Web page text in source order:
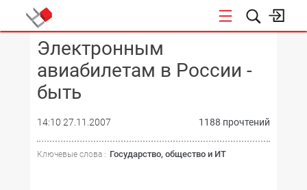
КОНФЕРЕНЦИИ
Электронным
авиабилетам в России -
быть
14:10 27.11.2007 1188 прочтений
Ключевые слова : Государство, общество и ИТ